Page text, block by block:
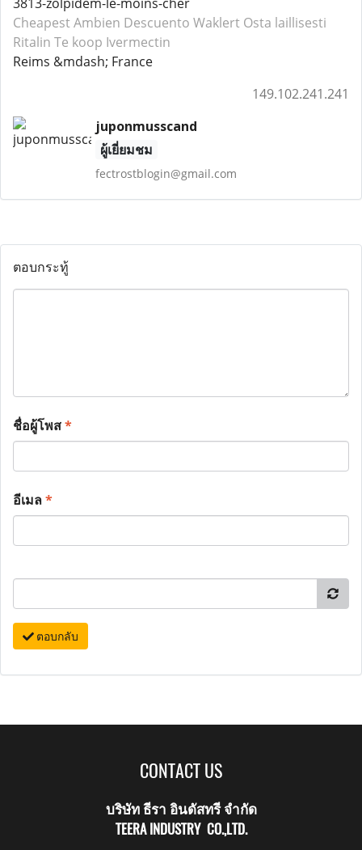
Cheapest Ambien Descuento Waklert Osta laillisesti
Ritalin Te koop Ivermectin
Reims &mdash; France
149.102.241.241
juponmusscand
ผู้เยี่ยมชม
fectrostblogin@gmail.com
ตอบกระทู้
ชื่อผู้โพส*
อีเมล*
ตอบกลับ
CONTACT US
บริษัท ธีรา อินดัสทรี จำกัด
TEERA INDUSTRY CO.,LTD.